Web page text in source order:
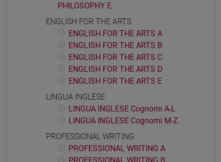
PHILOSOPHY E
ENGLISH FOR THE ARTS
ENGLISH FOR THE ARTS A
ENGLISH FOR THE ARTS B
ENGLISH FOR THE ARTS C
ENGLISH FOR THE ARTS D
ENGLISH FOR THE ARTS E
LINGUA INGLESE
LINGUA INGLESE Cognomi A-L
LINGUA INGLESE Cognomi M-Z
PROFESSIONAL WRITING
PROFESSIONAL WRITING A
PROFESSIONAL WRITING B